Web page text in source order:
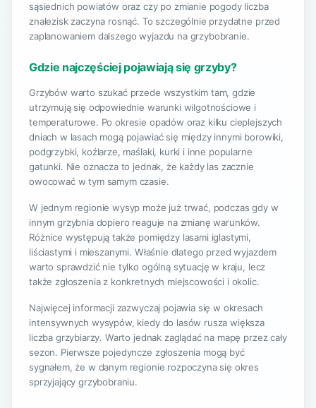
sąsiednich powiatów oraz czy po zmianie pogody liczba
znalezisk zaczyna rosnąć. To szczególnie przydatne przed
zaplanowaniem dalszego wyjazdu na grzybobranie.
Gdzie najczęściej pojawiają się grzyby?
Grzybów warto szukać przede wszystkim tam, gdzie
utrzymują się odpowiednie warunki wilgotnościowe i
temperaturowe. Po okresie opadów oraz kilku cieplejszych
dniach w lasach mogą pojawiać się między innymi borowiki,
podgrzybki, koźlarze, maślaki, kurki i inne popularne
gatunki. Nie oznacza to jednak, że każdy las zacznie
owocować w tym samym czasie.
W jednym regionie wysyp może już trwać, podczas gdy w
innym grzybnia dopiero reaguje na zmianę warunków.
Różnice występują także pomiędzy lasami iglastymi,
liściastymi i mieszanymi. Właśnie dlatego przed wyjazdem
warto sprawdzić nie tylko ogólną sytuację w kraju, lecz
także zgłoszenia z konkretnych miejscowości i okolic.
Najwięcej informacji zazwyczaj pojawia się w okresach
intensywnych wysypów, kiedy do lasów rusza większa
liczba grzybiarzy. Warto jednak zaglądać na mapę przez cały
sezon. Pierwsze pojedyncze zgłoszenia mogą być
sygnałem, że w danym regionie rozpoczyna się okres
sprzyjający grzybobraniu.